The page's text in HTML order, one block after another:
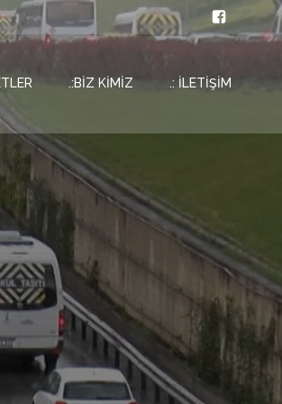
.:BİZ KİMİZ .: İLETİŞİM